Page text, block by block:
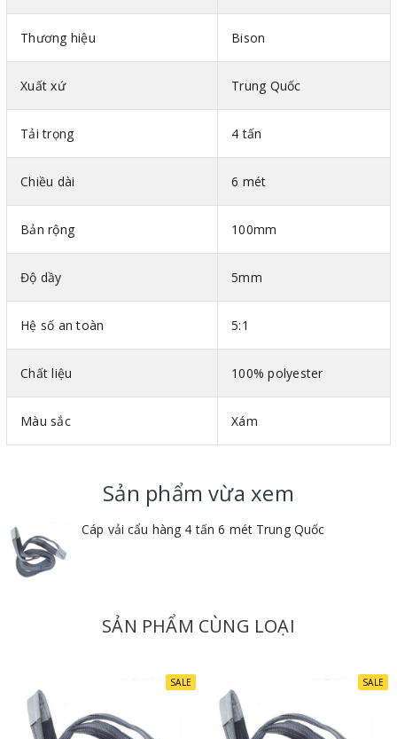
power Trung Quốc
Thông số kỹ thuật cáp vải bản dẹt Trung Quốc
Mã màu theo tiêu chuẩn DIN-EN 1492-1
Bản rộng : Mỗi 25mm ứng với tải trọng 1 tấn
Thương hiệu Bison
Xuất xứ Trung Quốc
Tải trọng 4 tấn
Chiều dài 6 mét
Bản rộng 100mm
Độ dầy 5mm
Hệ số an toàn 5:1
Chất liệu 100% polyester
Màu sắc Xám
Sản phẩm vừa xem
Cáp vải cẩu hàng 4 tấn 6 mét Trung Quốc
SẢN PHẨM CÙNG LOẠI
SALE SALE